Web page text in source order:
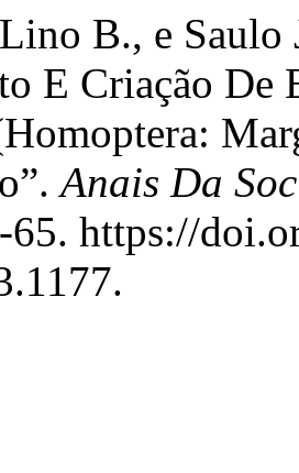
B., e Saulo
E Criação De
Anais Da
https://